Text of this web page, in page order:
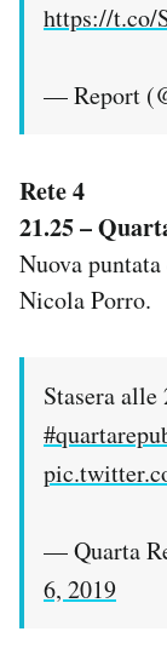
https://t.co/
— Report
Rete 4
21.25 –
Nuova
Nicola Porro.
Stasera alle
— Quarta
6, 2019